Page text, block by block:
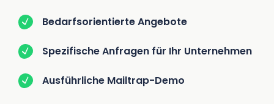
Bedarfsorientierte Angebote
Spezifische Anfragen für Ihr Unternehmen
Ausführliche Mailtrap-Demo